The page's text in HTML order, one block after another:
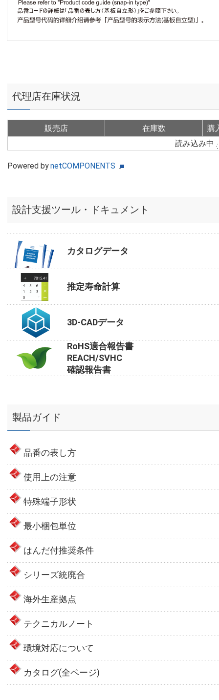
代理店在庫状況
販売店 在庫数
購
読み込み中
Powered bynetCOMPONENTS
設計支援ツール・ドキュメント
カタログデータ
推定寿命計算
3D-CADデータ
RoHS適合報告書
REACH/SVHC
確認報告書
製品ガイド
品番の表し方
使用上の注意
特殊端子形状
最小梱包単位
はんだ付推奨条件
シリーズ統廃合
海外生産拠点
テクニカルノート
環境対応について
カタログ(全ページ)